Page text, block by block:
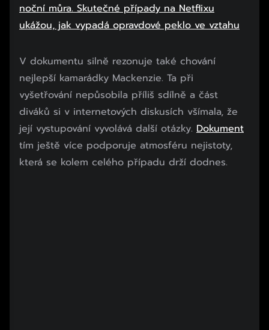
noční můra. Skutečné případy na Netflixu
ukážou, jak vypadá opravdové peklo ve vztahu
Začátek reklamy
Konec reklamy
V dokumentu silně rezonuje také chování
nejlepší kamarádky Mackenzie. Ta při
vyšetřování nepůsobila příliš sdílně a část
diváků si v internetových diskusích všímala, že
její vystupování vyvolává další otázky. Dokument
tím ještě více podporuje atmosféru nejistoty,
která se kolem celého případu drží dodnes.